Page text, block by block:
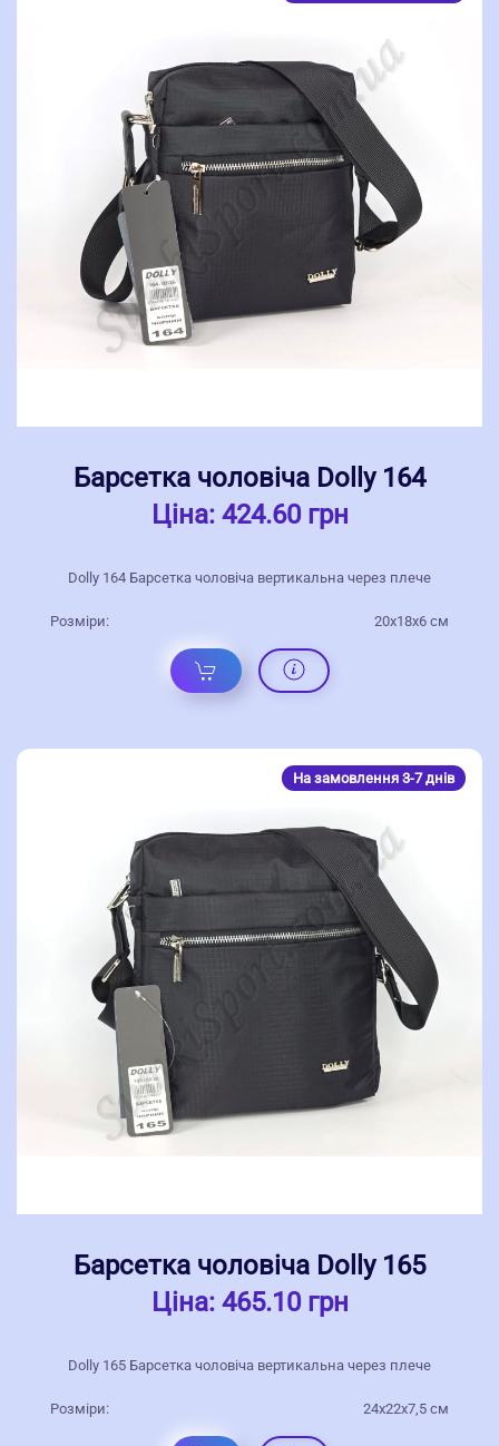
Барсетка чоловіча Dolly 164
Ціна: 424.60 грн
Dolly 164 Барсетка чоловіча вертикальна через плече
Розміри: 20x18x6 cм
На замовлення 3-7 днів
Барсетка чоловіча Dolly 165
Ціна: 465.10 грн
Dolly 165 Барсетка чоловіча вертикальна через плече
Розміри: 24x22x7,5 cм